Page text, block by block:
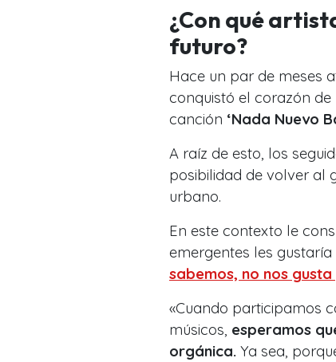
¿Con qué
futuro?
Hace un par de meses
conquistó el corazón
canción ‘Nada Nuevo
A raíz de esto, los
posibilidad de volver al
urbano.
En este contexto le
emergentes les
sabemos, no nos
«Cuando participamos
músicos, esperamos
orgánica. Ya sea,